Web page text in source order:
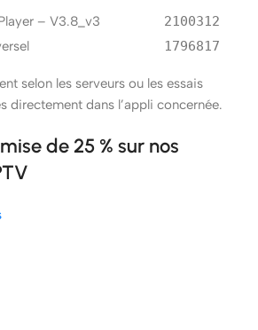
– V3.8_v3
2100312
1796817
selon les serveurs ou les essais
directement dans l’appli concernée.
de 25 % sur nos